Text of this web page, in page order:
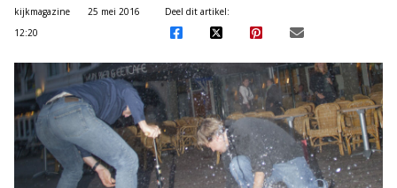
kijkmagazine
25 mei 2016
12:20
Deel dit artikel: